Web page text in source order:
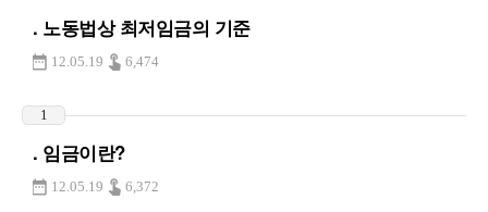
. 노동법상 최저임금의 기준
12.05.19 6,474
1
. 임금이란?
12.05.19 6,372